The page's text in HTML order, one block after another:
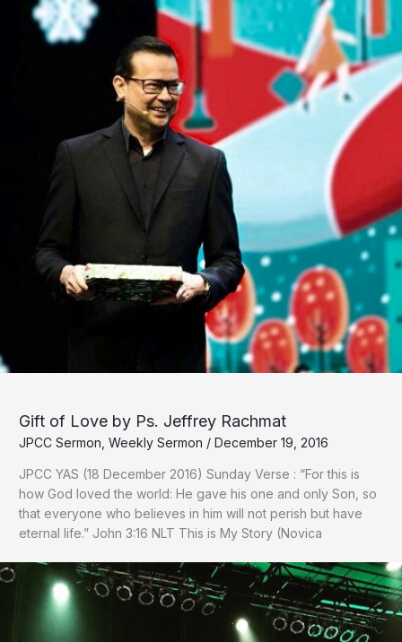
Gift of Love by Ps. Jeffrey Rachmat
JPCC Sermon Weekly Sermon / December 19, 2016
JPCC YAS (18 December 2016) Sunday Verse : “For this is
how God loved the world: He gave his one and only Son, so
that everyone who believes in him will not perish but have
eternal life.” ‭‭John‬ ‭3:16‬ ‭NLT‬‬ This is My Story (Novica